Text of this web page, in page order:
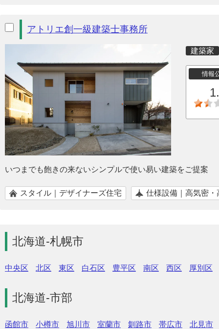
アトリエ創一級建築士事務所
建築家
情報
いつまでも飽きの来ないシンプルで使い易い建築をご提案
スタイル｜デザイナーズ住宅 仕様設備｜高気密・
北海道-札幌市
中央区 北区 東区 白石区 豊平区 南区 西区 厚別区
北海道-市部
函館市 小樽市 旭川市 室蘭市 釧路市 帯広市
北見市